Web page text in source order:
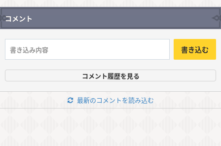
コメント
書き込む
コメント履歴を見る
最新のコメントを読み込む